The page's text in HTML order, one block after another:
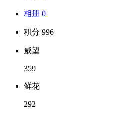
相册 0
积分 996
威望
359
鲜花
292